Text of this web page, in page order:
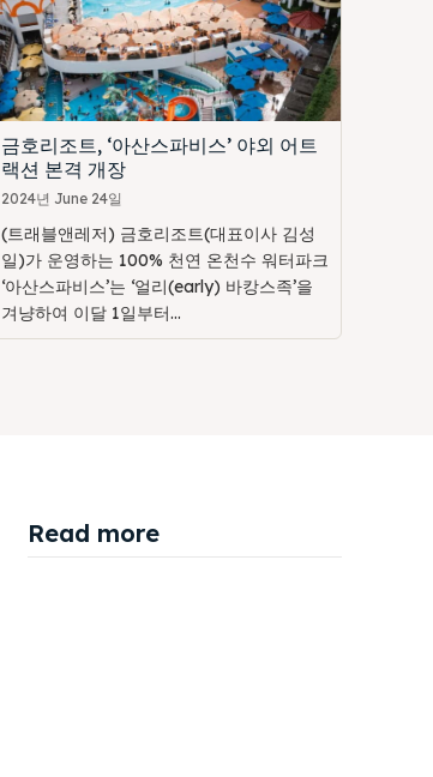
금호리조트, ‘아산스파비스’ 야외 어트
랙션 본격 개장
2024년 June 24일
(트래블앤레저) 금호리조트(대표이사 김성
일)가 운영하는 100% 천연 온천수 워터파크
‘아산스파비스’는 ‘얼리(early) 바캉스족’을
겨냥하여 이달 1일부터...
Read more